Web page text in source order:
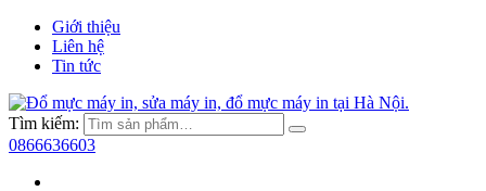
Giới thiệu
Liên hệ
Tin tức
Tìm kiếm:
0866636603